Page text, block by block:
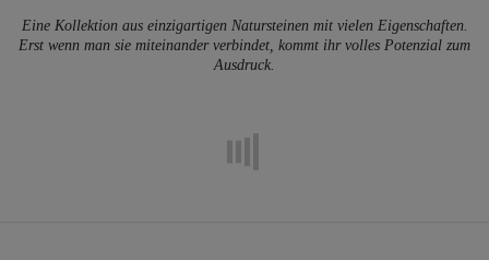
Eine Kollektion aus einzigartigen Natursteinen mit vielen Eigenschaften.
Erst wenn man sie miteinander verbindet, kommt ihr volles Potenzial zum
Ausdruck.